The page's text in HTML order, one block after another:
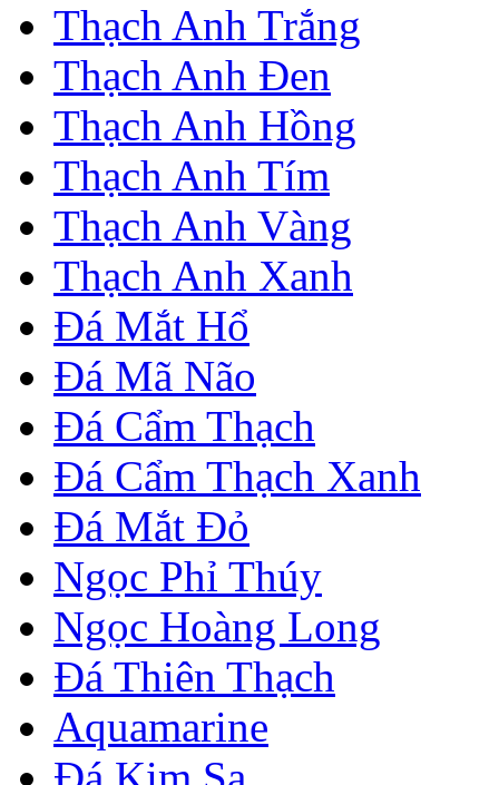
Thạch Anh Trắng
Thạch Anh Đen
Thạch Anh Hồng
Thạch Anh Tím
Thạch Anh Vàng
Thạch Anh Xanh
Đá Mắt Hổ
Đá Mã Não
Đá Cẩm Thạch
Đá Cẩm Thạch Xanh
Đá Mắt Đỏ
Ngọc Phỉ Thúy
Ngọc Hoàng Long
Đá Thiên Thạch
Aquamarine